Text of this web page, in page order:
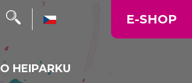
O HEIPARKU
E-SHOP